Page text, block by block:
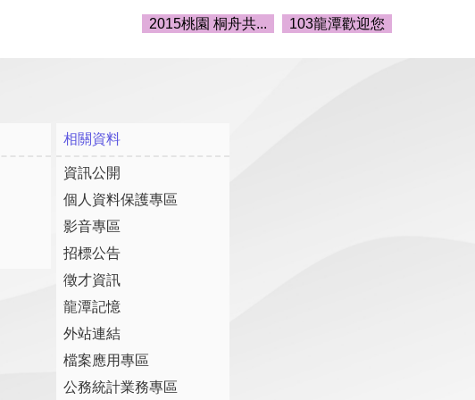
2015桃園 桐舟共... 103龍潭歡迎您
相關資料
資訊公開
個人資料保護專區
影音專區
招標公告
徵才資訊
龍潭記憶
外站連結
檔案應用專區
公務統計業務專區